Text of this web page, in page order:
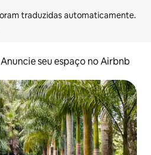
Anuncie seu espaço no Airbnb